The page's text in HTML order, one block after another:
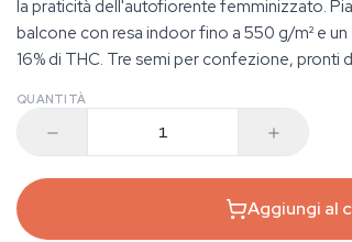
la praticità dell'autofiorente femminizzato.
balcone con resa indoor fino a 550 g/m² e
16% di THC. Tre semi per confezione, pronti
QUANTITÀ
Aggiungi al